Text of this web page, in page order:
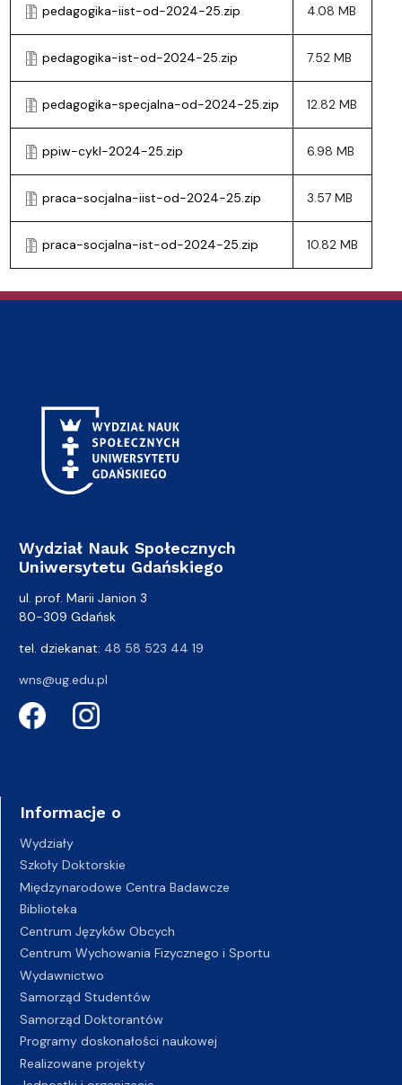
pedagogika-iist-od-2024-25.zip 4.08 MB
pedagogika-ist-od-2024-25.zip 7.52 MB
pedagogika-specjalna-od-2024-25.zip 12.82 MB
ppiw-cykl-2024-25.zip 6.98 MB
praca-socjalna-iist-od-2024-25.zip 3.57 MB
praca-socjalna-ist-od-2024-25.zip 10.82 MB
Wydział Nauk Społecznych
Uniwersytetu Gdańskiego
ul. prof. Marii Janion 3
80-309 Gdańsk
tel. dziekanat: 48 58 523 44 19
wns@ug.edu.pl
Informacje o
Wydziały
Szkoły Doktorskie
Międzynarodowe Centra Badawcze
Biblioteka
Centrum Języków Obcych
Centrum Wychowania Fizycznego i Sportu
Wydawnictwo
Samorząd Studentów
Samorząd Doktorantów
Programy doskonałości naukowej
Realizowane projekty